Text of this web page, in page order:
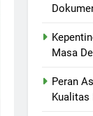
Masa
Peran
Kualitas